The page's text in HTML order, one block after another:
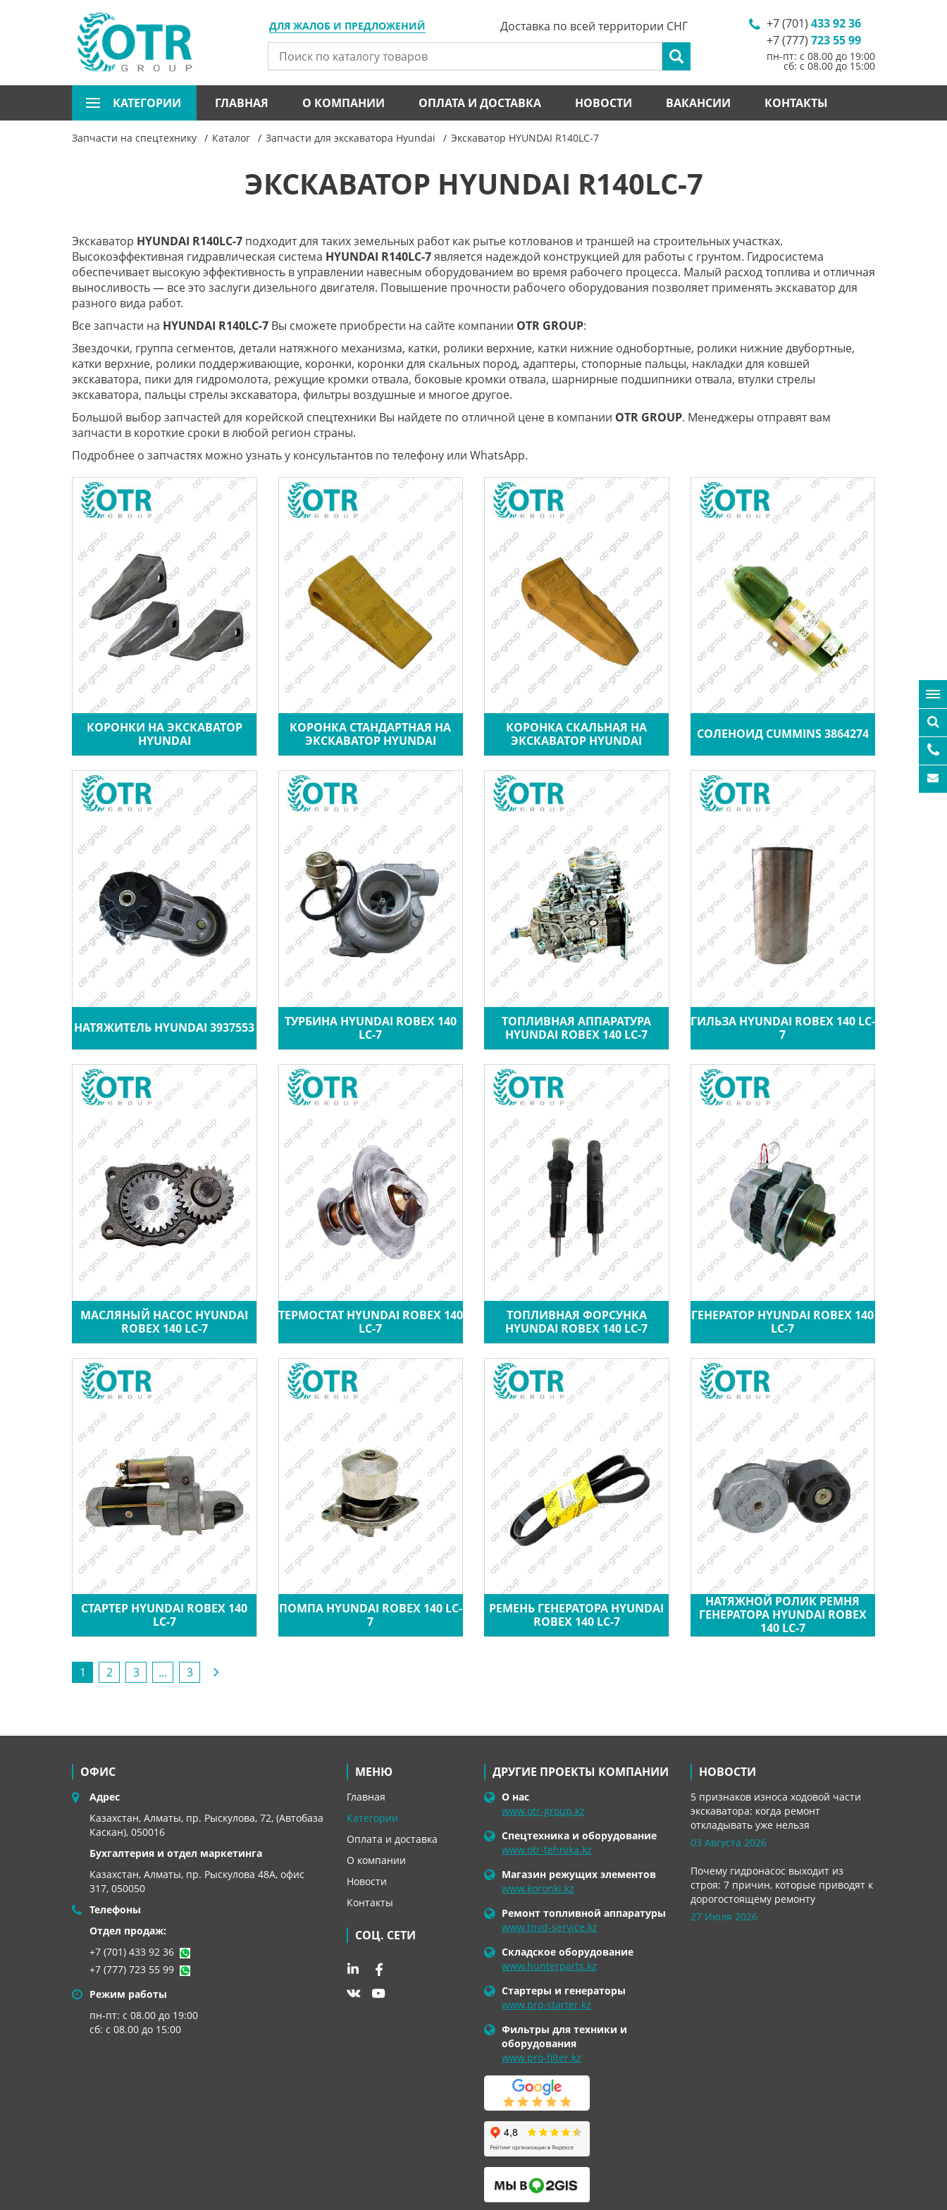
ДЛЯ ЖАЛОБ И ПРЕДЛОЖЕНИЙ +7 (701) 433 92 36
+7 (777) 723 55 99
пн-пт: с 08.00 до 19:00
сб: с 08.00 до 15:00
Доставка по всей территории СНГ
КАТЕГОРИИ ГЛАВНАЯ О КОМПАНИИ ОПЛАТА И ДОСТАВКА НОВОСТИ ВАКАНСИИ КОНТАКТЫ
Запчасти на спецтехнику Каталог Запчасти для экскаватора Hyundai Экскаватор HYUNDAI R140LC-7
ЭКСКАВАТОР HYUNDAI R140LC-7
Экскаватор HYUNDAI R140LC-7 подходит для таких земельных работ как рытье котлованов и траншей на строительных участках.
Высокоэффективная гидравлическая система HYUNDAI R140LC-7является надеждой конструкцией для работы с грунтом. Гидросистема
обеспечивает высокую эффективность в управлении навесным оборудованием во время рабочего процесса. Малый расход топлива и отличная
выносливость — все это заслуги дизельного двигателя. Повышение прочности рабочего оборудования позволяет применять экскаватор для
разного вида работ.
Все запчасти на HYUNDAI R140LC-7 Вы сможете приобрести на сайте компании OTR GROUP:
Звездочки, группа сегментов, детали натяжного механизма, катки, ролики верхние, катки нижние однобортные, ролики нижние двубортные,
катки верхние, ролики поддерживающие, коронки, коронки для скальных пород, адаптеры, стопорные пальцы, накладки для ковшей
экскаватора, пики для гидромолота, режущие кромки отвала, боковые кромки отвала, шарнирные подшипники отвала, втулки стрелы
экскаватора, пальцы стрелы экскаватора, фильтры воздушные и многое другое.
Большой выбор запчастей для корейской спецтехники Вы найдете по отличной цене в компании OTR GROUP. Менеджеры отправят вам
запчасти в короткие сроки в любой регион страны.
Подробнее о запчастях можно узнать у консультантов по телефону или WhatsApp.
КОРОНКИ НА ЭКСКАВАТОР
HYUNDAI
КОРОНКА СТАНДАРТНАЯ НА
ЭКСКАВАТОР HYUNDAI
КОРОНКА СКАЛЬНАЯ НА
ЭКСКАВАТОР HYUNDAI
СОЛЕНОИД CUMMINS 3864274
НАТЯЖИТЕЛЬ HYUNDAI 3937553
ТУРБИНА HYUNDAI ROBEX 140
LC-7
ТОПЛИВНАЯ АППАРАТУРА
HYUNDAI ROBEX 140 LC-7
ГИЛЬЗА HYUNDAI ROBEX 140 LC-
7
МАСЛЯНЫЙ НАСОС HYUNDAI
ROBEX 140 LC-7
ТЕРМОСТАТ HYUNDAI ROBEX 140
LC-7
ТОПЛИВНАЯ ФОРСУНКА
HYUNDAI ROBEX 140 LC-7
ГЕНЕРАТОР HYUNDAI ROBEX 140
LC-7
СТАРТЕР HYUNDAI ROBEX 140
LC-7
ПОМПА HYUNDAI ROBEX 140 LC-
7
РЕМЕНЬ ГЕНЕРАТОРА HYUNDAI
ROBEX 140 LC-7
НАТЯЖНОЙ РОЛИК РЕМНЯ
ГЕНЕРАТОРА HYUNDAI ROBEX
140 LC-7
1 2 3 ... 3
ОФИС
Адрес
Казахстан, Алматы, пр. Рыскулова, 72, (Автобаза
Каскан), 050016
Бухгалтерия и отдел маркетинга
Казахстан, Алматы, пр. Рыскулова 48А, офис
317, 050050
Телефоны
Отдел продаж:
+7 (701) 433 92 36
+7 (777) 723 55 99
Режим работы
пн-пт: с 08.00 до 19:00
сб: с 08.00 до 15:00
МЕНЮ
Главная
Категории
Оплата и доставка
О компании
Новости
Контакты
СОЦ. СЕТИ
ДРУГИЕ ПРОЕКТЫ КОМПАНИИ
О нас
www.otr-group.kz
Спецтехника и оборудование
www.otr-tehnika.kz
Магазин режущих элементов
www.koronki.kz
Ремонт топливной аппаратуры
www.tnvd-service.kz
Складское оборудование
www.hunterparts.kz
Стартеры и генераторы
www.pro-starter.kz
Фильтры для техники и
оборудования
www.pro-filter.kz
НОВОСТИ
5 признаков износа ходовой части
экскаватора: когда ремонт
откладывать уже нельзя
03 Августа 2026
Почему гидронасос выходит из
строя: 7 причин, которые приводят к
дорогостоящему ремонту
27 Июля 2026